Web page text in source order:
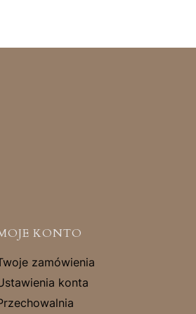
KONTO
zamówienia
konta